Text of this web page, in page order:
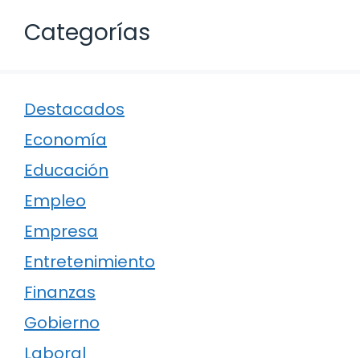
Categorías
Destacados
Economía
Educación
Empleo
Empresa
Entretenimiento
Finanzas
Gobierno
Laboral